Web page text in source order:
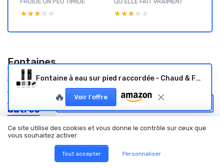
★★★★★
★★★★★ ★★★★★
★★★★★
Fontaines
à eau par
type : voir
autres
guides
Voir tous les tests Fontaines à eau par type →
Fontaine à eau sur pied raccordée - Chaud & Froid - Remplissage bas - Noir
🔥 Voir l'offre
Ce site utilise des cookies et vous donne le contrôle sur ceux que
vous souhaitez activer
Tout accepter Personnaliser